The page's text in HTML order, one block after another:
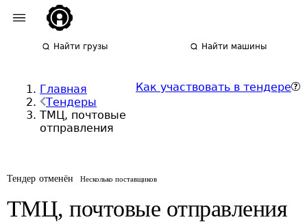
Найти грузы Найти машины
Главная
Тендеры
ТМЦ, почтовые
отправления
Как участвовать в тендере
Тендер отменён Несколько поставщиков
ТМЦ, почтовые отправления